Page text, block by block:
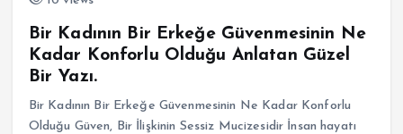
Bir Kadının Bir Erkeğe Güvenmesinin Ne
Kadar Konforlu Olduğu Anlatan Güzel
Bir Yazı.
Bir Kadının Bir Erkeğe Güvenmesinin Ne Kadar Konforlu
Olduğu Güven, Bir İlişkinin Sessiz Mucizesidir İnsan hayatı